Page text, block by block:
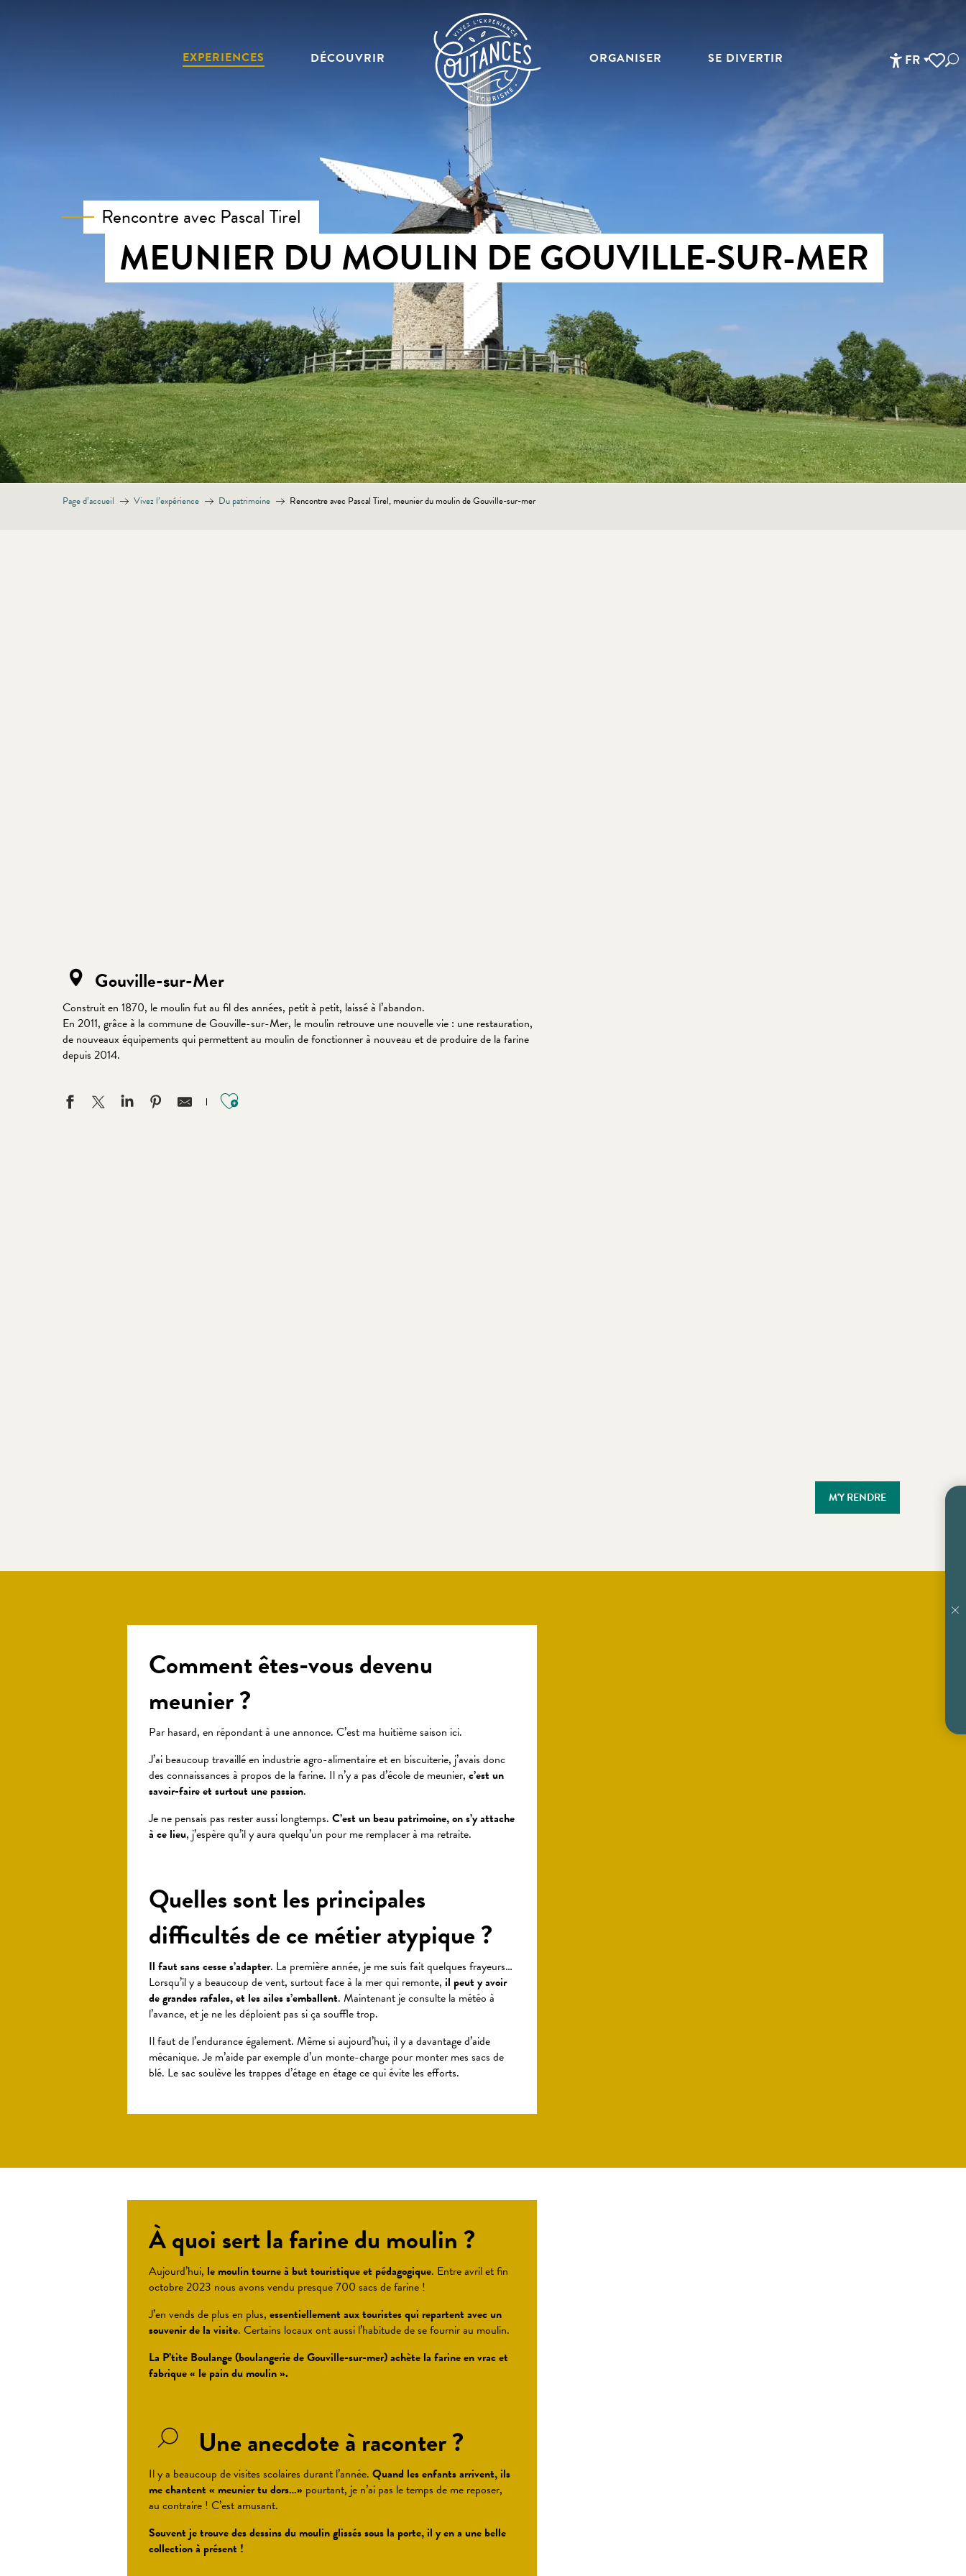
FR
EXPERIENCES DÉCOUVRIR ORGANISER SE DIVERTIR
Rencontre avec Pascal Tirel
MEUNIER DU MOULIN DE GOUVILLE-SUR-MER
Page d’accueil Vivez l’expérience Du patrimoine Rencontre avec Pascal Tirel, meunier du moulin de Gouville-sur-mer
Gouville-sur-Mer
Construit en 1870, le moulin fut au fil des années, petit à petit, laissé à l’abandon.
En 2011, grâce à la commune de Gouville-sur-Mer, le moulin retrouve une nouvelle vie : une restauration,
de nouveaux équipements qui permettent au moulin de fonctionner à nouveau et de produire de la farine
depuis 2014.
Ajouter aux favoris
M'Y RENDRE
Comment êtes-vous devenu
meunier ?
Par hasard, en répondant à une annonce. C’est ma huitième saison ici.
J’ai beaucoup travaillé en industrie agro-alimentaire et en biscuiterie, j’avais donc
des connaissances à propos de la farine. Il n’y a pas d’école de meunier, c’est un
savoir-faire et surtout une passion.
Je ne pensais pas rester aussi longtemps. C’est un beau patrimoine, on s’y attache
à ce lieu, j’espère qu’il y aura quelqu’un pour me remplacer à ma retraite.
Quelles sont les principales
difficultés de ce métier atypique ?
Il faut sans cesse s’adapter. La première année, je me suis fait quelques frayeurs…
Lorsqu’il y a beaucoup de vent, surtout face à la mer qui remonte, il peut y avoir
de grandes rafales, et les ailes s’emballent. Maintenant je consulte la météo à
l’avance, et je ne les déploient pas si ça souffle trop.
Il faut de l’endurance également. Même si aujourd’hui, il y a davantage d’aide
mécanique. Je m’aide par exemple d’un monte-charge pour monter mes sacs de
blé. Le sac soulève les trappes d’étage en étage ce qui évite les efforts.
À quoi sert la farine du moulin ?
Aujourd’hui, le moulin tourne à but touristique et pédagogique. Entre avril et fin
octobre 2023 nous avons vendu presque 700 sacs de farine !
J’en vends de plus en plus, essentiellement aux touristes qui repartent avec un
souvenir de la visite. Certains locaux ont aussi l’habitude de se fournir au moulin.
La P’tite Boulange (boulangerie de Gouville-sur-mer) achète la farine en vrac et
fabrique « le pain du moulin ».
Une anecdote à raconter ?
Il y a beaucoup de visites scolaires durant l’année. Quand les enfants arrivent, ils
me chantent « meunier tu dors…» pourtant, je n’ai pas le temps de me reposer,
au contraire ! C’est amusant.
Souvent je trouve des dessins du moulin glissés sous la porte, il y en a une belle
collection à présent !